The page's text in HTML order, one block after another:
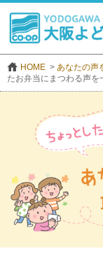
HOME あなたの声
たお弁当にまつわる声を